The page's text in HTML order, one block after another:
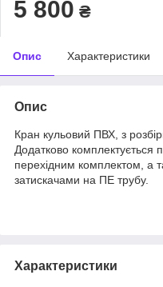
5 800 ₴
Опис Характеристики
Опис
Кран кульовий ПВХ, з
Додатково комплектується
перехідним комплектом, а
затискачами на ПЕ трубу.
Характеристики